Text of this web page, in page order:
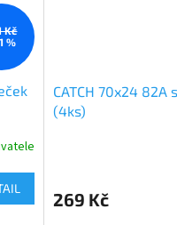
Kč
%
CATCH 70x24 82A
(4ks)
269 Kč